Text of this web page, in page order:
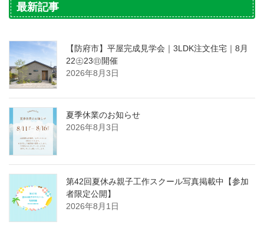
最新記事
【防府市】平屋完成見学会｜3LDK注文住宅｜8月
22㊏23㊐開催
2026年8月3日
夏季休業のお知らせ
2026年8月3日
第42回夏休み親子工作スクール写真掲載中【参加
者限定公開】
2026年8月1日